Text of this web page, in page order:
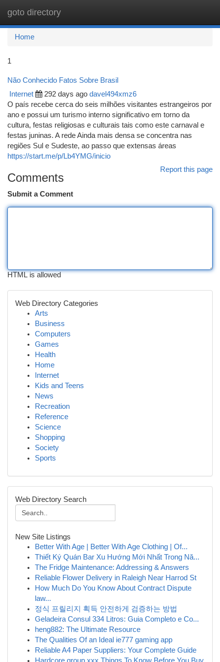
goto directory
Home
1
Não Conhecido Fatos Sobre Brasil
Internet 292 days ago davel494xmz6
O país recebe cerca do seis milhões visitantes estrangeiros por
ano e possui um turismo interno significativo em torno da
cultura, festas religiosas e culturais tais como este carnaval e
festas juninas. A rede Ainda mais densa se concentra nas
regiões Sul e Sudeste, ao passo que extensas áreas
https://start.me/p/Lb4YMG/inicio
Report this page
Comments
Submit a Comment
HTML is allowed
Web Directory Categories
Arts
Business
Computers
Games
Health
Home
Internet
Kids and Teens
News
Recreation
Reference
Science
Shopping
Society
Sports
Web Directory Search
New Site Listings
Better With Age | Better With Age Clothing | Of...
Thiết Ký Quán Bar Xu Hướng Mới Nhất Trong Nă...
The Fridge Maintenance: Addressing & Answers
Reliable Flower Delivery in Raleigh Near Harrod St
How Much Do You Know About Contract Dispute
law...
정식 프릴리지 획득 안전하게 검증하는 방법
Geladeira Consul 334 Litros: Guia Completo e Co...
heng882: The Ultimate Resource
The Qualities Of an Ideal ie777 gaming app
Reliable A4 Paper Suppliers: Your Complete Guide